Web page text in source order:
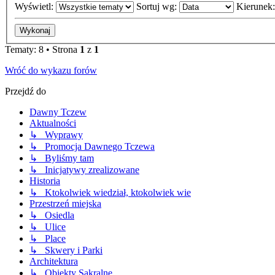
Wyświetl: Sortuj wg:
Tematy: 8 • Strona 1 z 1
Wróć do wykazu forów
Przejdź do
Dawny Tczew
Aktualności
↳ Wyprawy
↳ Promocja Dawnego Tczewa
↳ Byliśmy tam
↳ Inicjatywy zrealizowane
Historia
↳ Ktokolwiek wiedział, ktokolwiek wie
Przestrzeń miejska
↳ Osiedla
↳ Ulice
↳ Place
↳ Skwery i Parki
Architektura
↳ Obiekty Sakralne